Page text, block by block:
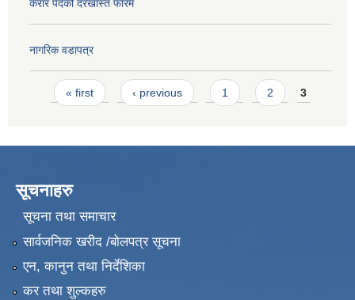
करार पदको दरखास्त फारम
नागरिक वडापत्र
Pages
« first ‹ previous 1 2 3
सूचनाहरु
सूचना तथा समाचार
सार्वजनिक खरीद /बोलपत्र सूचना
एन, कानुन तथा निर्देशिका
कर तथा शुल्कहरु